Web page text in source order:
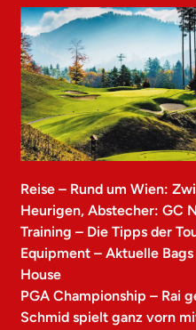
Reise – Rund um Wien:
Heurigen, Abstecher: GC
Training – Die Tipps der
Equipment – Aktuelle
House
PGA Championship – Rai
Schmid spielt ganz vorn